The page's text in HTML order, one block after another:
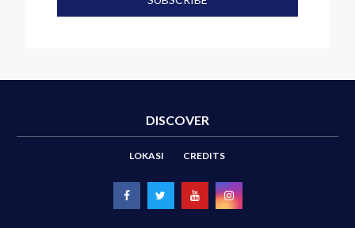
DISCOVER
LOKASI CREDITS